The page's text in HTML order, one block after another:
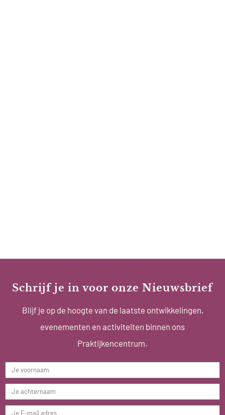
Schrijf je in voor onze Nieuwsbrief
Blijf je op de hoogte van de laatste ontwikkelingen,
evenementen en activiteiten binnen ons
Praktijkencentrum.